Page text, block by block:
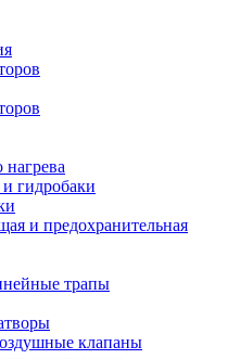
гидробаки
и предохранительная
трапы
клапаны